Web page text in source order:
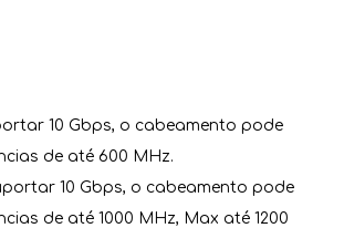
10 Gbps, o cabeamento pode
de até 600 MHz.
10 Gbps, o cabeamento pode
de até 1000 MHz, Max até 1200